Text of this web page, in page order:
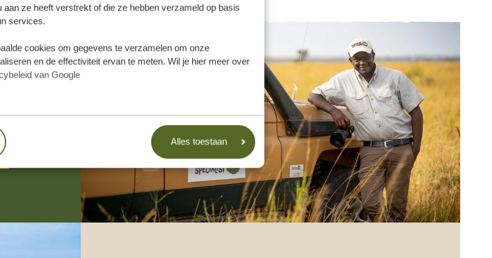
aan ze heeft verstrekt of die ze hebben verzameld op basis
services.
cookies om gegevens te verzamelen om onze
en de effectiviteit ervan te meten. Wil je hier meer over
van Google
Alles toestaan